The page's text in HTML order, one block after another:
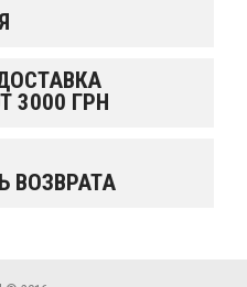
3000 ГРН
ВОЗВРАТА